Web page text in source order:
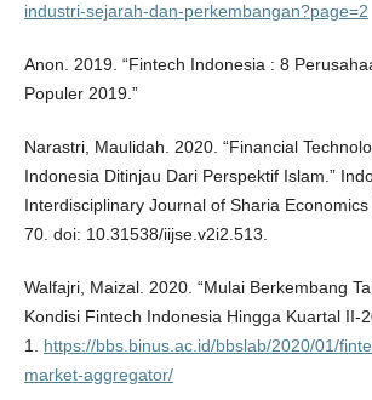
industri-sejarah-dan-perkembangan?page=2
Anon. 2019. “Fintech Indonesia : 8
Populer 2019.”
Narastri, Maulidah. 2020. “Financial
Indonesia Ditinjau Dari Perspektif Islam.”
Interdisciplinary Journal of Sharia
70. doi: 10.31538/iijse.v2i2.513.
Walfajri, Maizal. 2020. “Mulai Berkembang
Kondisi Fintech Indonesia Hingga Kuartal II-
1. https://bbs.binus.ac.id/bbslab/2020/01/
market-aggregator/